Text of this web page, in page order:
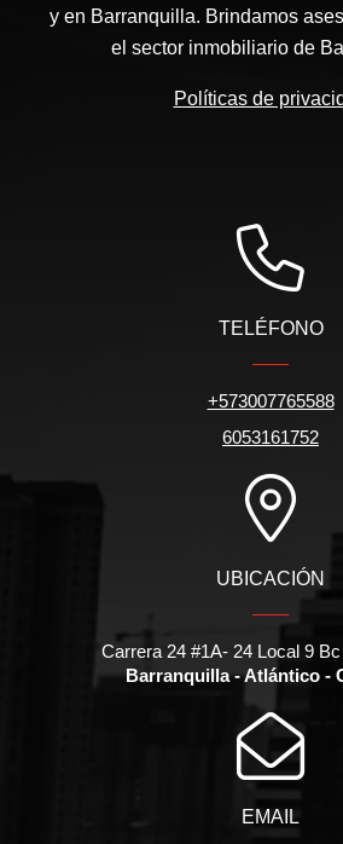
y en Barranquilla. Brindamos
el sector inmobiliario de
Políticas de
TELÉFONO
+573007765588
6053161752
UBICACIÓN
Carrera 24 #1A- 24 Local 9
Barranquilla - Atlántico -
EMAIL